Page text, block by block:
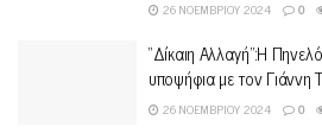
26 ΝΟΕΜΒΡΊΟΥ 2024 0
“Δίκαιη Αλλαγή”:Η
υποψήφια με τον Γιάννη
26 ΝΟΕΜΒΡΊΟΥ 2024 0